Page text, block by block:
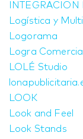
Logística y
Logorama
Logra Comercial
LOLÉ Studio
LOOK
Look and Feel
Look Stands